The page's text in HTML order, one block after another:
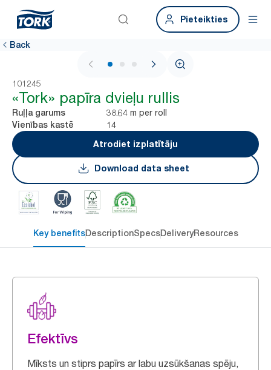
Pieteikties
Back
1 / 3
101245
«Tork» papīra dvieļu rullis
Ruļļa garums 38.64 m per roll
Vienības kastē
14
Atrodiet izplatītāju
Download data sheet
Key benefitsDescriptionSpecsDeliveryResources
Efektīvs
Mīksts un stiprs papīrs ar labu uzsūkšanas spēju,